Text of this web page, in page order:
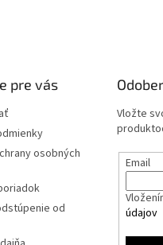
pre vás
osobných
od
Vložte
Email
údajov